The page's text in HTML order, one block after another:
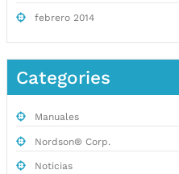
febrero 2014
Categories
Manuales
Nordson® Corp.
Noticias